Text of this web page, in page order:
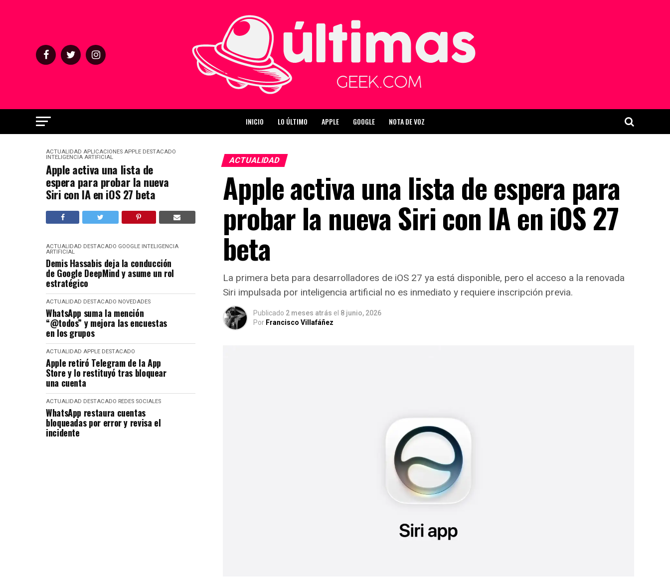
INICIO LO ÚLTIMO APPLE GOOGLE NOTA DE VOZ
ACTUALIDAD APLICACIONES APPLE DESTACADO
INTELIGENCIA ARTIFICIAL
Apple activa una lista de
espera para probar la nueva
Siri con IA en iOS 27 beta
ACTUALIDAD DESTACADO GOOGLE INTELIGENCIA
ARTIFICIAL
Demis Hassabis deja la conducción
de Google DeepMind y asume un rol
estratégico
ACTUALIDAD DESTACADO NOVEDADES
WhatsApp suma la mención
“@todos” y mejora las encuestas
en los grupos
ACTUALIDAD APPLE DESTACADO
Apple retiró Telegram de la App
Store y lo restituyó tras bloquear
una cuenta
ACTUALIDAD DESTACADO REDES SOCIALES
WhatsApp restaura cuentas
bloqueadas por error y revisa el
incidente
ACTUALIDAD
Apple activa una lista de espera para
probar la nueva Siri con IA en iOS 27
beta
La primera beta para desarrolladores de iOS 27 ya está disponible, pero el acceso a la renovada
Siri impulsada por inteligencia artificial no es inmediato y requiere inscripción previa.
Publicado 2 meses atrás el 8 junio, 2026
Por Francisco Villafáñez